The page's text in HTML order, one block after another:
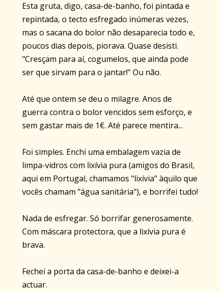
Esta gruta, digo, casa-de-banho, foi pintada e
repintada, o tecto esfregado inúmeras vezes,
mas o sacana do bolor não desaparecia todo e,
poucos dias depois, piorava. Quase desisti.
"Cresçam para aí, cogumelos, que ainda pode
ser que sirvam para o jantar!" Ou não.
Até que ontem se deu o milagre. Anos de
guerra contra o bolor vencidos sem esforço, e
sem gastar mais de 1€. Até parece mentira...
Foi simples. Enchi uma embalagem vazia de
limpa-vidros com lixívia pura (amigos do Brasil,
aqui em Portugal, chamamos "lixívia" àquilo que
vocês chamam "água sanitária"), e borrifei tudo!
Nada de esfregar. Só borrifar generosamente.
Com máscara protectora, que a lixívia pura é
brava.
Fechei a porta da casa-de-banho e deixei-a
actuar.